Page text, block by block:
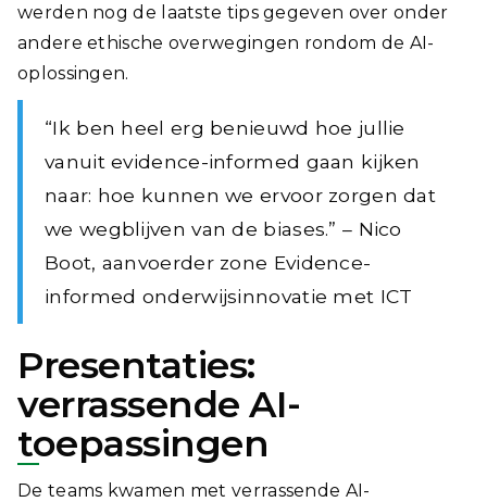
werden nog de laatste tips gegeven over onder
andere ethische overwegingen rondom de AI-
oplossingen.
“Ik ben heel erg benieuwd hoe jullie
vanuit evidence-informed gaan kijken
naar: hoe kunnen we ervoor zorgen dat
we wegblijven van de biases.” – Nico
Boot, aanvoerder zone Evidence-
informed onderwijsinnovatie met ICT
Presentaties:
verrassende AI-
toepassingen
De teams kwamen met verrassende AI-